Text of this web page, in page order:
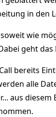
in den
wie
geht
bereits
alle
aus